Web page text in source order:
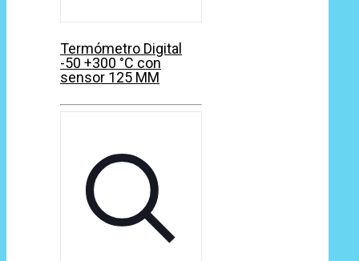
Termómetro Digital
-50 +300 °C con
sensor 125 MM